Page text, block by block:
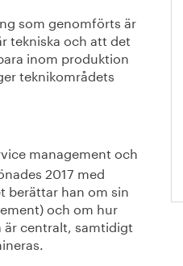
som genomförts är
tekniska och att det
inom produktion
teknikområdets
management och
2017 med
berättar han om sin
och om hur
centralt, samtidigt